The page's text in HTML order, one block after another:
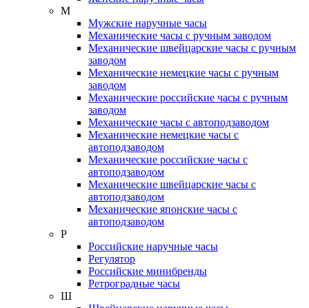
М
Мужские наручные часы
Механические часы с ручным заводом
Механические швейцарские часы с ручным
заводом
Механические немецкие часы с ручным
заводом
Механические российские часы с ручным
заводом
Механические часы с автоподзаводом
Механические немецкие часы с
автоподзаводом
Механические российские часы с
автоподзаводом
Механические швейцарские часы с
автоподзаводом
Механические японские часы с
автоподзаводом
Р
Российские наручные часы
Регулятор
Российские минибренды
Ретроградные часы
Ш